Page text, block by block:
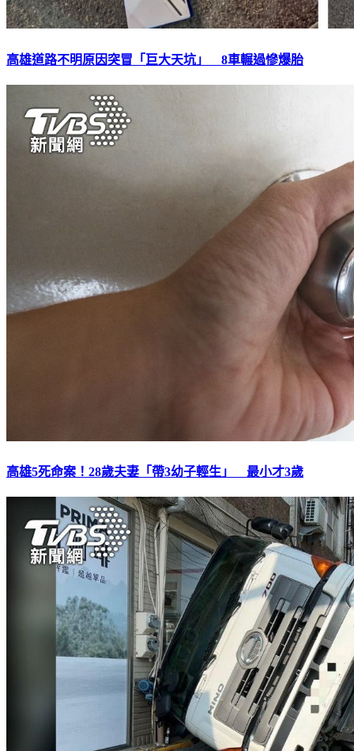
高雄道路不明原因突冒「巨大天坑」 8車輾過慘爆胎
高雄5死命案！28歲夫妻「帶3幼子輕生」 最小才3歲